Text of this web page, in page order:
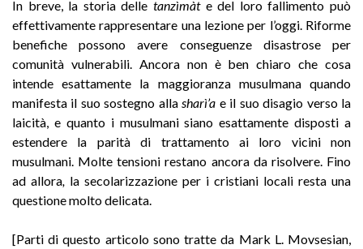
In breve, la storia delle tanzìmàt e del loro fallimento può
effettivamente rappresentare una lezione per l’oggi. Riforme
benefiche possono avere conseguenze disastrose per
comunità vulnerabili. Ancora non è ben chiaro che cosa
intende esattamente la maggioranza musulmana quando
manifesta il suo sostegno alla sharì’a e il suo disagio verso la
laicità, e quanto i musulmani siano esattamente disposti a
estendere la parità di trattamento ai loro vicini non
musulmani. Molte tensioni restano ancora da risolvere. Fino
ad allora la secolarizzazione per i cristiani locali resta una
questione molto delicata.
[Parti di questo articolo sono tratte da Mark L. Movsesian,